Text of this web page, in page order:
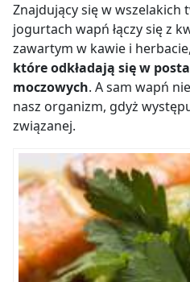
Znajdujący się w wszelakich
jogurtach wapń łączy się z
zawartym w kawie i
któreodkładają się w
moczowych. A sam wapń
nasz organizm, gdyż
związanej.